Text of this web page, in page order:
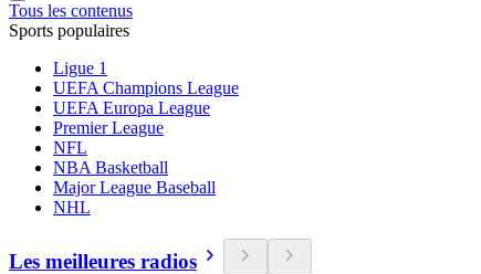
Tous les contenus
Sports populaires
Ligue 1
UEFA Champions League
UEFA Europa League
Premier League
NFL
NBA Basketball
Major League Baseball
NHL
Les meilleures radios